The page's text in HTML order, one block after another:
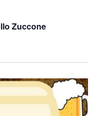
Zuccone